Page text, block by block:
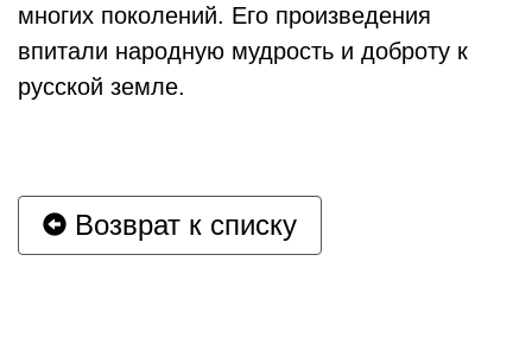
многих поколений. Его произведения
впитали народную мудрость и доброту к
русской земле.
Возврат к списку